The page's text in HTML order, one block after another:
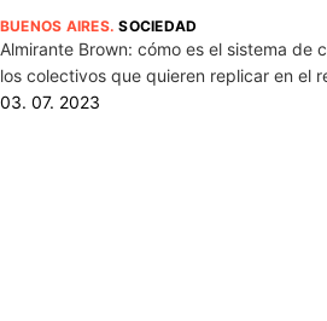
BUENOS AIRES.SOCIEDAD
Almirante Brown: cómo es el sistema de
los colectivos que quieren replicar en el
03. 07. 2023